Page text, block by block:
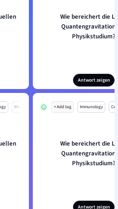
Wie bereichert die
Quantengravitation
Physikstudium?
Antwort zeigen
Mo + Add tag Immunology
Wie bereichert die
Quantengravitation
Physikstudium?
Antwort zeigen